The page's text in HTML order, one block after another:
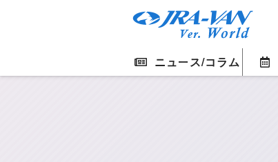
ニュース/コラム